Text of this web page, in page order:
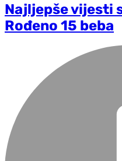
Najljepše vijesti
Rođeno 15 beba